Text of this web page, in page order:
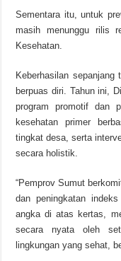
Sementara itu, untuk
masih menunggu rilis
Kesehatan.
Keberhasilan
berpuas diri. Tahun ini,
program promotif dan
kesehatan primer
tingkat desa, serta
secara holistik.
“Pemprov Sumut
dan peningkatan
angka di atas kertas,
secara nyata oleh
lingkungan yang sehat,